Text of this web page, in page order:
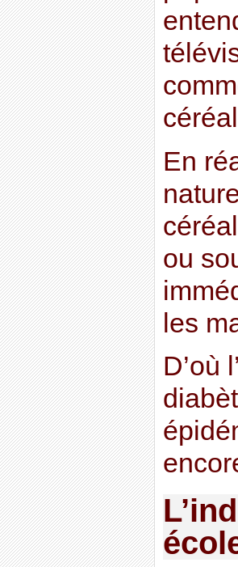
En
ou
les
D’où